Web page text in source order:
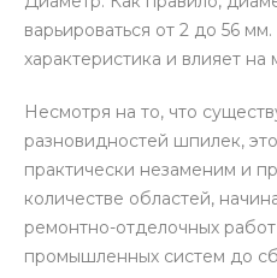
варьироваться от 2 до 56
характеристика и влияет на
Несмотря на то, что
разновидностей шпилек,
практически незаменим и
количестве областей,
ремонтно-отделочных
промышленных систем до